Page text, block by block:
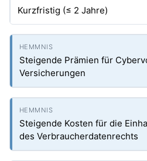
Kurzfristig (≤ 2 Jahre)
Steigende Prämien für
Versicherungen
Steigende Kosten für die
des Verbraucherdatenrechts